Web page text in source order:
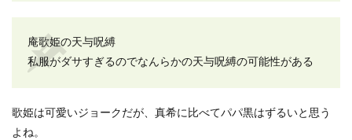
庵歌姫の天与呪縛
私服がダサすぎるのでなんらかの天与呪縛の可能性がある
歌姫は可愛いジョークだが、真希に比べてパパ黒はずるいと思う
よね。